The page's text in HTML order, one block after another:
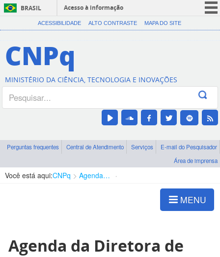
BRASIL
Acesso à informação
CORONAVÍRUS (COVID-19)
Canais
ACESSIBILIDADE ALTO CONTRASTE MAPA DO SITE
CNPq
MINISTÉRIO DA CIÊNCIA, TECNOLOGIA E INOVAÇÕES
Perguntas frequentes Central de Atendimento Serviços
E-mail do Pesquisador
Área de imprensa
Você está aqui:CNPq Agenda de autoridades
MENU
Agenda da Diretora de